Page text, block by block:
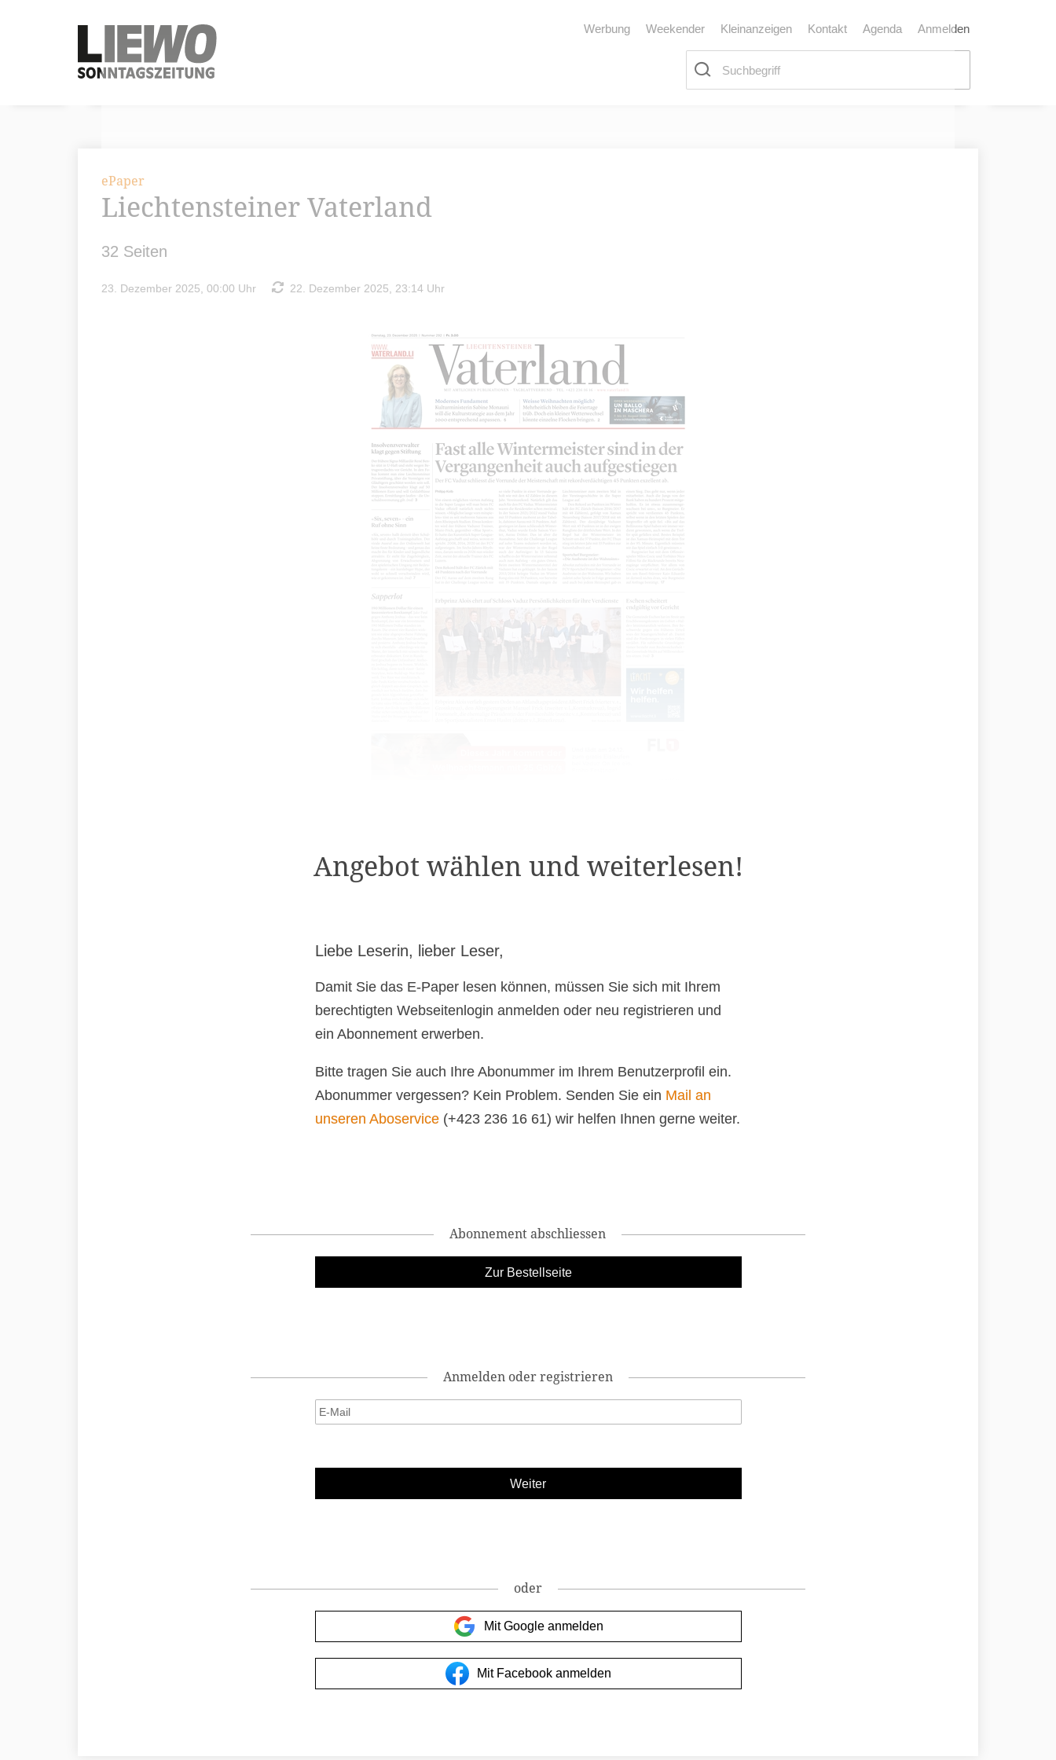
Anmelden
Werbung Weekender Kleinanzeigen Kontakt Agenda
ePaper
Liechtensteiner Vaterland
32 Seiten
23. Dezember 2025, 00:00 Uhr 22. Dezember 2025, 23:14 Uhr
Angebot wählen und weiterlesen!
Liebe Leserin, lieber Leser,
Damit Sie das E-Paper lesen können, müssen Sie sich mit Ihrem
berechtigten Webseitenlogin anmelden oder neu registrieren und
ein Abonnement erwerben.
Bitte tragen Sie auch Ihre Abonummer im Ihrem Benutzerprofil ein.
Abonummer vergessen? Kein Problem. Senden Sie ein Mail an
unseren Aboservice(+423 236 16 61) wir helfen Ihnen gerne weiter.
Abonnement abschliessen
Anmelden oder registrieren
oder
Mit Google anmelden
Mit Facebook anmelden